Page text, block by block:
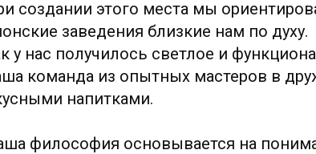
создании этого места мы
заведения близкие нам по духу.
у нас получилось светлое и
команда из опытных мастеров в
напитками.
философия основывается на